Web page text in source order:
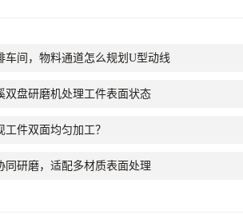
车间，物料通道怎么规划U型动线
双盘研磨机处理工件表面状态
件双面均匀加工？
同研磨，适配多材质表面处理